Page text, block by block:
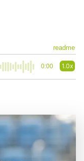
readme
0:00 1.0x